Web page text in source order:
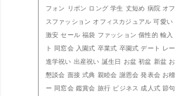
フォン リボン ロング 学生 丈短め 病院 オ
スファッション オフィスカジュアル 可愛
激安 セール 福袋 ファッション 個性的 輸
ト 同窓会 入園式 卒業式 卒園式 デート レ
進学祝い 出産祝い 誕生日 お盆 初盆 新盆
懇談会 面接 式典 親睦会 謝恩会 発表会 お
ー 同窓会 鑑賞会 旅行 ビジネス 成人式 節